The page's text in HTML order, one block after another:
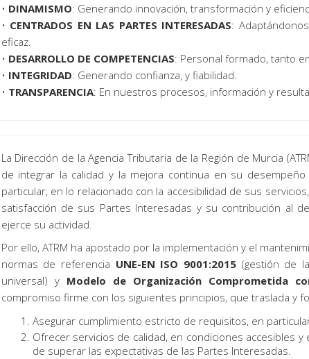
• DINAMISMO: Generando innovación, transformación y
• CENTRADOS EN LAS PARTES INTERESADAS:
eficaz.
• DESARROLLO DE COMPETENCIAS: Personal formado, tanto
• INTEGRIDAD: Generando confianza, y fiabilidad.
• TRANSPARENCIA: En nuestros procesos, información y
La Dirección de la Agencia Tributaria de la Región de Murcia
de integrar la calidad y la mejora continua en su
particular, en lo relacionado con la accesibilidad de sus
satisfacción de sus Partes Interesadas y su contribución al
ejerce su actividad.
Por ello, ATRM ha apostado por la implementación y el
normas de referencia UNE-EN ISO 9001:2015 (gestión de
universal) y Modelo de Organización Comprometida
compromiso firme con los siguientes principios, que traslada y
Asegurar cumplimiento estricto de requisitos, en
Ofrecer servicios de calidad, en condiciones accesibles
de superar las expectativas de las Partes Interesadas.